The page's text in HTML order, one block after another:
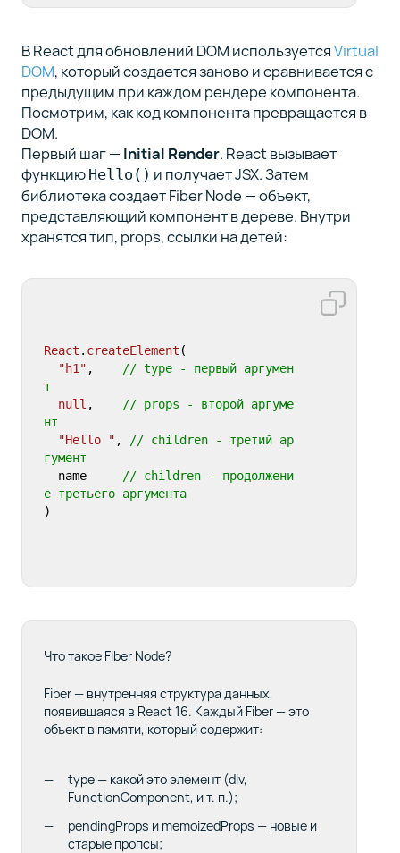
В React для обновлений DOM используетсяVirtual
DOM, который создается заново и сравнивается с
предыдущим при каждом рендере компонента.
Посмотрим, как код компонента превращается в
DOM.
Первый шаг — Initial Render. React вызывает
функцию Hello() и получает JSX. Затем
библиотека создает Fiber Node — объект,
представляющий компонент в дереве. Внутри
хранятся тип, props, ссылки на детей:
React . createElement (
"h1" , // type - первый аргумен
т
null , // props - второй аргуме
нт
"Hello " , // children - третий ар
гумент
  name
// children - продолжени
е третьего аргумента
)
Что такое Fiber Node?
Fiber — внутренняя структура данных,
появившаяся в React 16. Каждый Fiber — это
объект в памяти, который содержит:
type— какой это элемент (div,
FunctionComponent, и т. п.);
pendingProps и memoizedProps — новые и
старые пропсы;